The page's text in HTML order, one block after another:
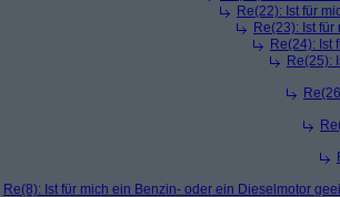
Re(22): Ist für
Re(23): Ist
Re(24): Ist
Re(25):
Re(8): Ist für mich ein Benzin- oder ein Dieselmotor